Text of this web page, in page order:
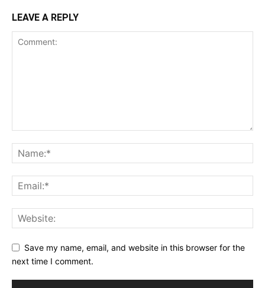
LEAVE A REPLY
Save my name, email, and website in this browser for the
next time I comment.